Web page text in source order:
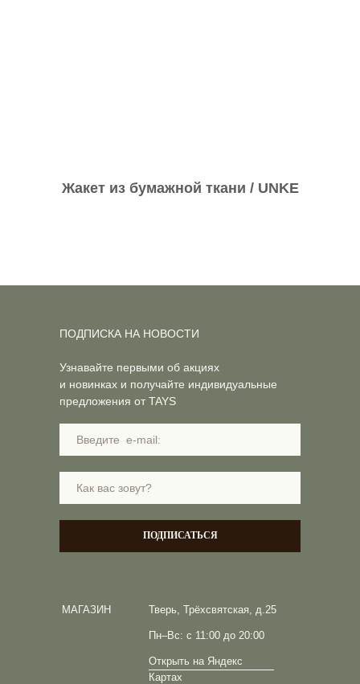
Жакет из бумажной ткани / UNKE
Тверь, Трёхсвятская, д.25
Пн–Вс: с 11:00 до 20:00
Открыть на Яндекс
Картах
МАГАЗИН
Узнавайте первыми об акциях
и новинках и получайте индивидуальные
предложения от TAYS
ПОДПИСАТЬСЯ
ПОДПИСКА НА НОВОСТИ